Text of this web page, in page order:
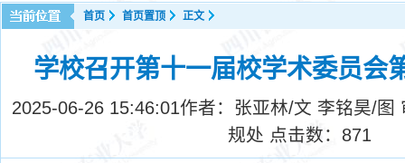
首页 首页置顶 正文
学校召开第十一届校学术委员会
2025-06-26 15:46:01作者：张亚林/文 李铭昊/图
规处 点击数： 871